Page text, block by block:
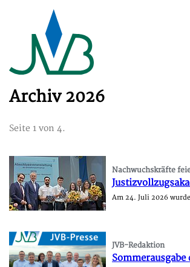
Archiv 2026
Seite 1 von 4.
Nachwuchskräfte
Am 24. Juli 2026
JVB-Redaktion